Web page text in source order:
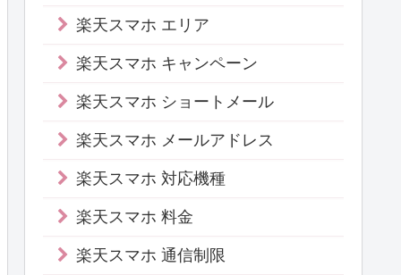
楽天スマホ エリア
楽天スマホ キャンペーン
楽天スマホ ショートメール
楽天スマホ メールアドレス
楽天スマホ 対応機種
楽天スマホ 料金
楽天スマホ 通信制限